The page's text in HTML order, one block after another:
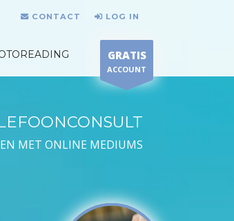
CONTACT LOG IN
GRATIS
ACCOUNT
MET ONLINE MEDIUMS